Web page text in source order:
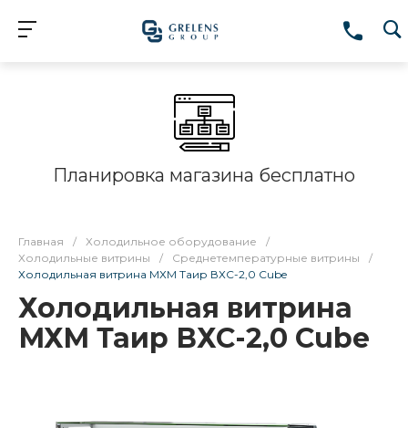
Планировка магазина бесплатно
Главная / Холодильное оборудование
/
Холодильные витрины
/ Среднетемпературные витрины
/
Холодильная витрина МХМ Таир ВХС-2,0 Cube
Холодильная витрина
МХМ Таир ВХС-2,0 Cube